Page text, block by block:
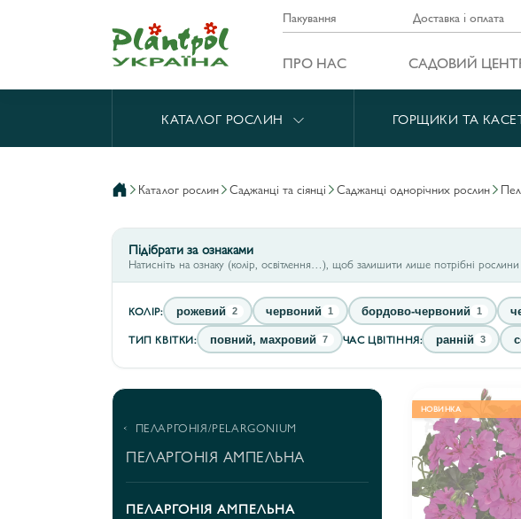
Пакування Доставка і оплата
ПРО НАС САДОВИЙ
КАТАЛОГ РОСЛИН ГОРЩИКИ ТА
каталог рослин саджанці та сіянці саджанці однорічних рослин
Підібрати за ознаками
Натисніть на ознаку (колір, освітлення…), щоб залишити лише потрібні рослини
КОЛІР: рожевий 2 червоний 1 бордово-червоний 1
ТИП КВІТКИ: повний, махровий 7 ЧАС ЦВІТІННЯ: ранній 3
ПЕЛАРГОНІЯ/PELARGONIUM
ПЕЛАРГОНІЯ АМПЕЛЬНА
ПЕЛАРГОНІЯ АМПЕЛЬНА
НОВИНКА